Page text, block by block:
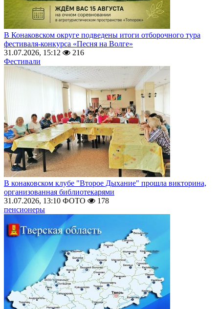
В Конаковском округе подведены итоги отборочного тура
фестиваля-конкурса «Песня на Волге»
31.07.2026, 15:12
216
Фестивали
В конаковском клубе "Второе Дыхание" прошла викторина,
организованная библиотекарями
31.07.2026, 13:10 ФОТО
178
пенсионеры